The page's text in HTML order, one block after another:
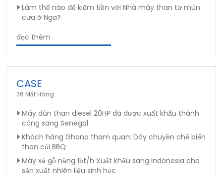
Làm thế nào để kiếm tiền với Nhà máy than từ mùn
cưa ở Nga?
đọc thêm
CASE
76 Mặt Hàng
Máy đùn than diesel 20HP đã được xuất khẩu thành
công sang Senegal
Khách hàng Ghana tham quan: Dây chuyền chế biến
than củi BBQ
Máy xả gỗ nặng 15t/h Xuất khẩu sang Indonesia cho
sản xuất nhiên liệu sinh học